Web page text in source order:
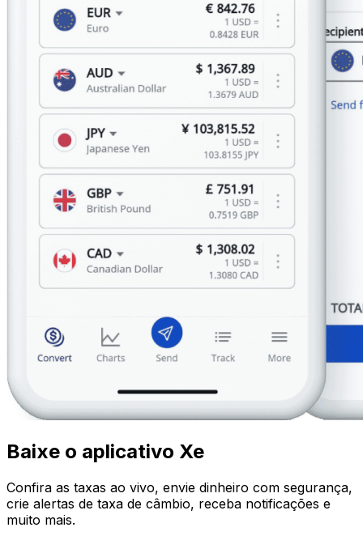
Baixe o aplicativo Xe
Confira as taxas ao vivo, envie dinheiro com segurança,
crie alertas de taxa de câmbio, receba notificações e
muito mais.